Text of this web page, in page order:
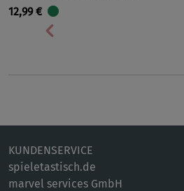
12,99 €
Vorherige
KUNDENSERVICE
spieletastisch.de
marvel services GmbH